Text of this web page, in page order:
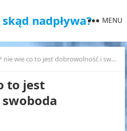
nadpływa? MENU
nie wie co to jest dobrowolność i swoboda
to jest